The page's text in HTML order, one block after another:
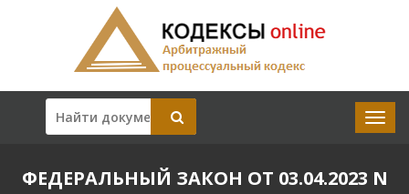
ФЕДЕРАЛЬНЫЙ ЗАКОН ОТ 03.04.2023 N